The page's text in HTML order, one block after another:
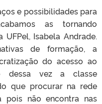
e possibilidades para
as tornando
UFPel, Isabela Andrade.
de formação, a
do acesso ao
dessa vez a classe
que procurar na rede
pois não encontra nas